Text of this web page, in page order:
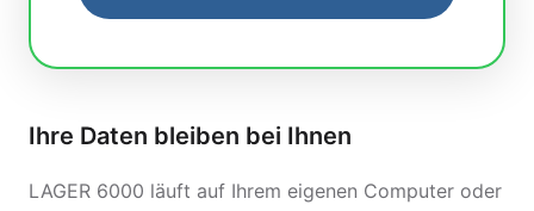
Ihre Daten bleiben bei Ihnen
LAGER 6000 läuft auf Ihrem eigenen Computer oder